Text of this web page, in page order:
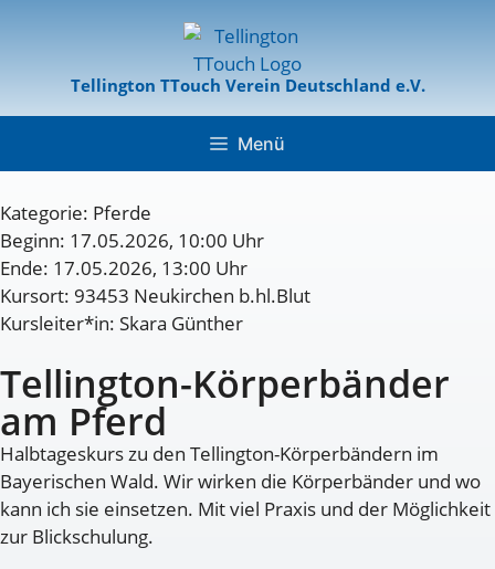
Tellington TTouch Verein Deutschland e.V.
Menü
Kategorie: Pferde
Beginn: 17.05.2026, 10:00 Uhr
Ende: 17.05.2026, 13:00 Uhr
Kursort: 93453 Neukirchen b.hl.Blut
Kursleiter*in: Skara Günther
Tellington-Körperbänder
am Pferd
Halbtageskurs zu den Tellington-Körperbändern im
Bayerischen Wald. Wir wirken die Körperbänder und wo
kann ich sie einsetzen. Mit viel Praxis und der Möglichkeit
zur Blickschulung.